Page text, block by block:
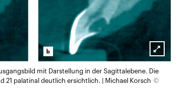
Lightbox
öffnen
mit Darstellung in der Sagittalebene. Die
21 palatinal deutlich ersichtlich. | Michael Korsch ©